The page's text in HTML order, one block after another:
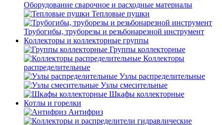
Оборудование сварочное и расходные материалы
Тепловые пушки
Трубогибы, труборезы и резьбонарезной инструмент
Коллекторы и коллекторные группы
Группы коллекторные
Коллекторы
распределительные
Узлы распределительные
Узлы смесительные
Шкафы коллекторные
Котлы и горелки
Антифриз